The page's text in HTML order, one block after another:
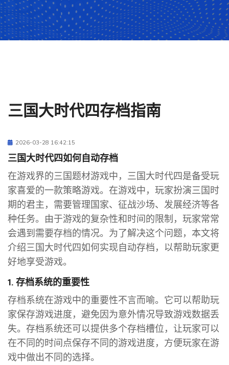
三国大时代四存档指南
2026-03-28 16:42:15
三国大时代四如何自动存档
在游戏界的三国题材游戏中，三国大时代四是备受玩
家喜爱的一款策略游戏。在游戏中，玩家扮演三国时
期的君主，需要管理国家、征战沙场、发展经济等各
种任务。由于游戏的复杂性和时间的限制，玩家常常
会遇到需要存档的情况。为了解决这个问题，本文将
介绍三国大时代四如何实现自动存档，以帮助玩家更
好地享受游戏。
1. 存档系统的重要性
存档系统在游戏中的重要性不言而喻。它可以帮助玩
家保存游戏进度，避免因为意外情况导致游戏数据丢
失。存档系统还可以提供多个存档槽位，让玩家可以
在不同的时间点保存不同的游戏进度，方便玩家在游
戏中做出不同的选择。